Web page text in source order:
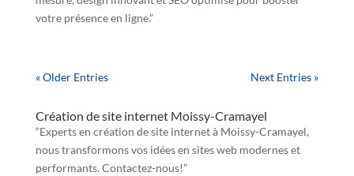
votre présence en ligne.”
« Older Entries Next Entries »
Création de site internet Moissy-Cramayel
“Experts en création de site internet à Moissy-Cramayel,
nous transformons vos idées en sites web modernes et
performants. Contactez-nous!”